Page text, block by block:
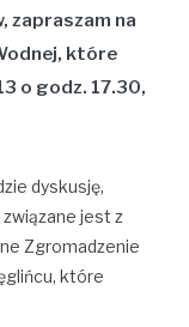
zapraszam na
które
o godz. 17.30,
dyskusję,
jest z
Zgromadzenie
które